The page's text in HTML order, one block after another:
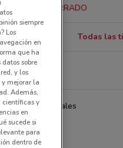
CERRADO
Todas las
departamentales
siempre
Los
en
que ha
sobre
y los
y mejorar la
Además,
científicas y
en
sucede si
para
dentro de